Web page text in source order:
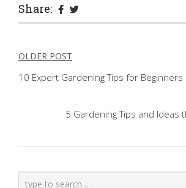
Share:
Post
navigation
OLDER POST
10 Expert Gardening Tips for Beginners
5 Gardening Tips and Ideas